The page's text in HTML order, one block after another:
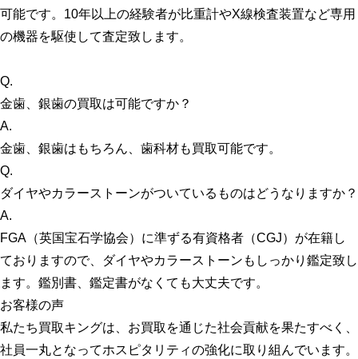
可能です。10年以上の経験者が比重計やX線検査装置など専用
の機器を駆使して査定致します。
Q.
金歯、銀歯の買取は可能ですか？
A.
金歯、銀歯はもちろん、歯科材も買取可能です。
Q.
ダイヤやカラーストーンがついているものはどうなりますか？
A.
FGA（英国宝石学協会）に準ずる有資格者（CGJ）が在籍し
ておりますので、ダイヤやカラーストーンもしっかり鑑定致し
ます。鑑別書、鑑定書がなくても大丈夫です。
お客様の声
私たち買取キングは、お買取を通じた社会貢献を果たすべく、
社員一丸となってホスピタリティの強化に取り組んでいます。